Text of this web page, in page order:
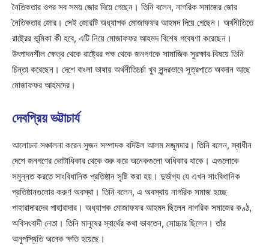
নৈতিকতার ওপর সব সময় জোর দিয়ে গেছেন। তিনি বলেন, নাগরিক সমাজের জোর
নৈতিকতার জোর। সেই জোরটি অধ্যাপক মোজাফফর আহমদ দিয়ে গেছেন। অর্থনীতিতে
রাষ্ট্রের ভূমিকা কী হবে, এটি নিয়ে মোজাফফর আহমদ বিশেষ গবেষণা করেছেন।
উৎপাদনশীল ক্ষেত্র থেকে রাষ্ট্রের পক্ষ থেকে জনগণকে সামাজিক সুরক্ষার বিষয়ে তিনি
চিন্তা করেছেন। দেশে বাংলা ভাষায় অর্থনীতিচর্চা খুব সুন্দরভাবে সূত্রপাতে অবদান আছে
মোজাফফর আহমদের।
দেবপ্রিয় ভট্টাচার্য
আলোচনা সঞ্চালনা করেন সুজন সম্পাদক বদিউল আলম মজুমদার। তিনি বলেন, স্বাধীন
দেশে জনগণের ভোটাধিকার থেকে শুরু করে অনেকগুলো অধিকার থাকে। এগুলোকে
সমুন্নত করতে সাংবিধানিক প্রতিষ্ঠান সৃষ্টি করা হয়। দুর্ভাগ্য যে এখন সাংবিধানিক
প্রতিষ্ঠানগুলোর করুণ অবস্থা। তিনি বলেন, এ অবস্থায় নাগরিক সমাজ হচ্ছে
পাহারাদারদের পাহারাদার। অধ্যাপক মোজাফফর আহমদ ছিলেন নাগরিক সমাজের কণ্ঠ,
অবিসংবাদী নেতা। তিনি মানুষের স্বার্থের কথা ভাবতেন, সোচ্চার ছিলেন। তাঁর
অনুপস্থিতি অনেক ক্ষতি হয়েছে।